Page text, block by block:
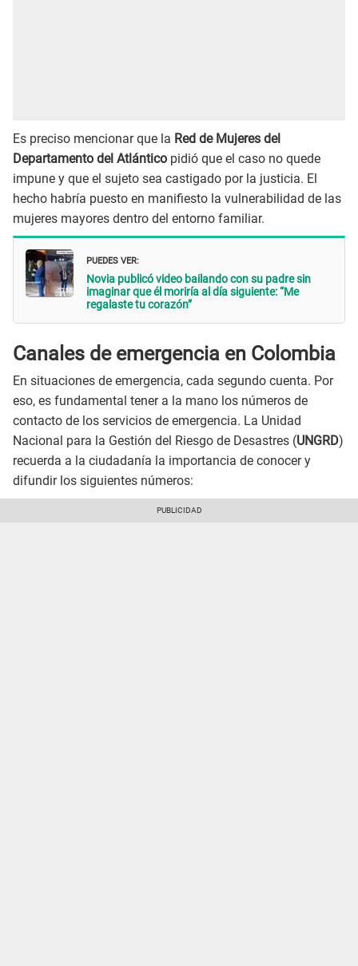
Es preciso mencionar que la Red de Mujeres del
Departamento del Atlántico pidió que el caso no quede
impune y que el sujeto sea castigado por la justicia. El
hecho habría puesto en manifiesto la vulnerabilidad de las
mujeres mayores dentro del entorno familiar.
PUEDES VER:
Novia publicó video bailando con su padre sin
imaginar que él moriría al día siguiente: “Me
regalaste tu corazón”
Canales de emergencia en Colombia
En situaciones de emergencia, cada segundo cuenta. Por
eso, es fundamental tener a la mano los números de
contacto de los servicios de emergencia. La Unidad
Nacional para la Gestión del Riesgo de Desastres (UNGRD)
recuerda a la ciudadanía la importancia de conocer y
difundir los siguientes números: